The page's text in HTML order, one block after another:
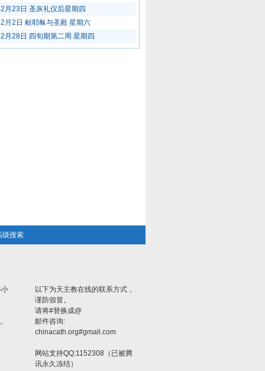
月23日 圣灰礼仪后星期四
月2日 献耶稣与圣殿 星期六
月28日 四旬期第二周 星期四
级搜索
以下为天主教在线的联系方式，
谨防假冒。
请将#替换成@
邮件咨询:
chinacath.org#gmail.com
网站支持QQ:1152308（已被腾
讯永久冻结）